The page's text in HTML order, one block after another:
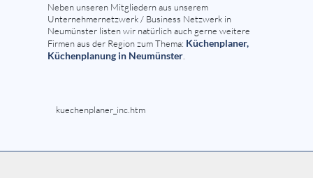
Neben unseren Mitgliedern aus unserem
Unternehmernetzwerk / Business Netzwerk in
Neumünster listen wir natürlich auch gerne weitere
Firmen aus der Region zum Thema: Küchenplaner,
Küchenplanung in Neumünster
kuechenplaner_inc.htm